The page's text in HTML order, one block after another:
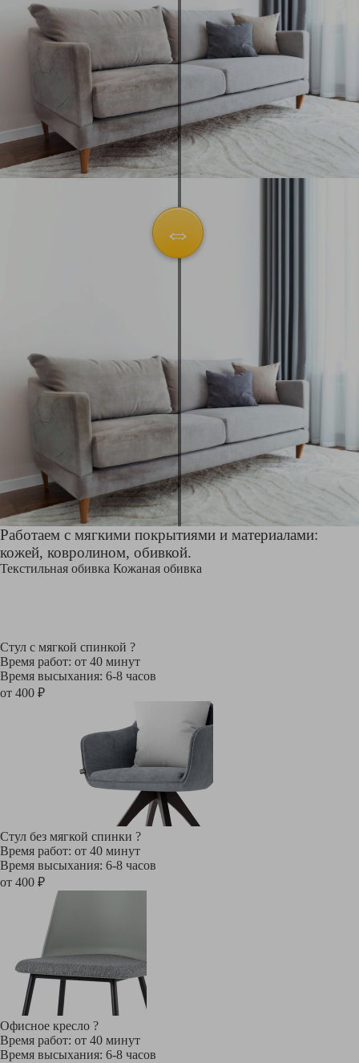
Работаем с мягкими покрытиями и материалами:
кожей, ковролином, обивкой.
Текстильная обивка Кожаная обивка
Стул с мягкой спинкой ?
Время работ: от 40 минут
Время высыхания: 6-8 часов
от 400 ₽
Стул без мягкой спинки ?
Время работ: от 40 минут
Время высыхания: 6-8 часов
от 400 ₽
Офисное кресло ?
Время работ: от 40 минут
Время высыхания: 6-8 часов